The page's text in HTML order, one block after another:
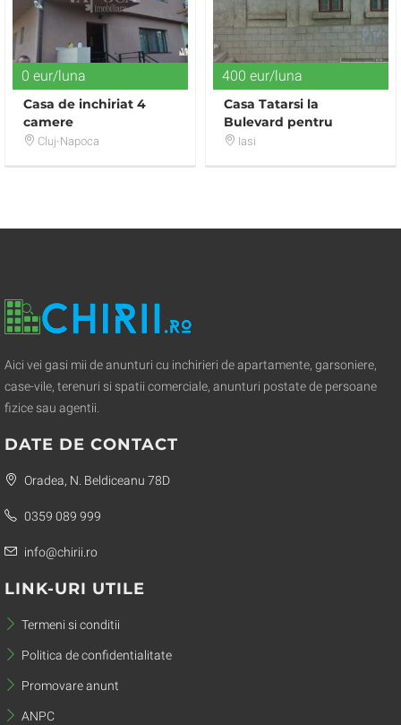
0 eur/luna
Casa de inchiriat 4
camere
Cluj-Napoca
400 eur/luna
Casa Tatarsi la
Bulevard pentru
cabinete sau birouri
Iasi
Aici vei gasi mii de anunturi cu inchirieri de apartamente, garsoniere,
case-vile, terenuri si spatii comerciale, anunturi postate de persoane
fizice sau agentii.
DATE DE CONTACT
Oradea, N. Beldiceanu 78D
0359 089 999
info@chirii.ro
LINK-URI UTILE
Termeni si conditii
Politica de confidentialitate
Promovare anunt
ANPC